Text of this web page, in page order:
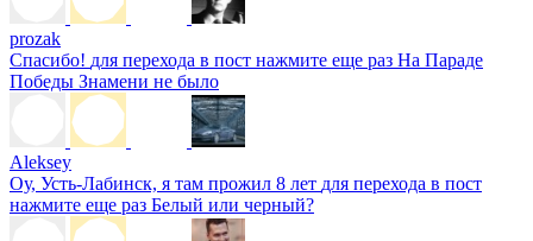
prozak
Спасибо! для перехода в пост нажмите еще раз На Параде
Победы Знамени не было
Aleksey
Оу, Усть-Лабинск, я там прожил 8 лет для перехода в пост
нажмите еще раз Белый или черный?